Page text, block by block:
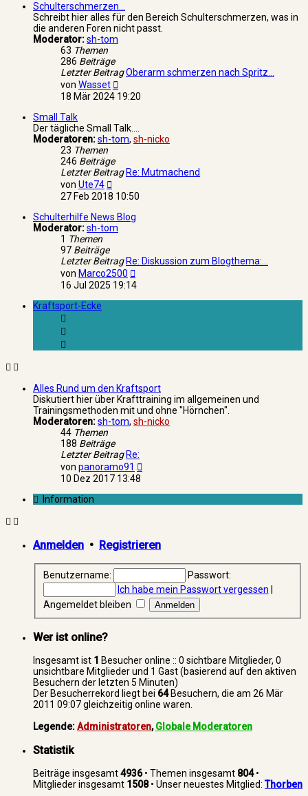
Schulterschmerzen...
Schreibt hier alles für den Bereich Schulterschmerzen, was in
die anderen Foren nicht passt.
Moderator:sh-tom
63 Themen
286 Beiträge
Letzter BeitragOberarm schmerzen nach Spritz…
von Wasset
Beitrag
18 Mär 2024 19:20
Small Talk
Der tägliche Small Talk....
Moderatoren:sh-tom, sh-nicko
23 Themen
246 Beiträge
Letzter Beitrag Re: Mutmachend
von Ute74
Beitrag
27 Feb 2018 10:50
Schulterhilfe News Blog
Moderator:sh-tom
1 Themen
97 Beiträge
Letzter Beitrag Re: Diskussion zum Blogthema:…
von Marco2500
Beitrag
16 Jul 2025 19:14
Kraftsport-Ecke
Alles Rund um den Kraftsport
Diskutiert hier über Krafttraining im allgemeinen und
Trainingsmethoden mit und ohne "Hörnchen".
Moderatoren:sh-tom, sh-nicko
44 Themen
188 Beiträge
Letzter Beitrag Re:
von panoramo91
10 Dez 2017 13:48
Information
Anmelden • Registrieren
Benutzername:
Passwort:
Ich habe mein Passwort vergessen
Angemeldet bleiben
Wer ist online?
Insgesamt ist 1 Besucher online :: 0 sichtbare Mitglieder, 0
unsichtbare Mitglieder und 1 Gast (basierend auf den aktiven
Besuchern der letzten 5 Minuten)
Der Besucherrekord liegt bei 64Besuchern, die am 26 Mär
2011 09:07 gleichzeitig online waren.
Legende:Administratoren,Globale Moderatoren
Statistik
Beiträge insgesamt4936• Themen insgesamt 804•
Mitglieder insgesamt 1508• Unser neuestes Mitglied:Thorben